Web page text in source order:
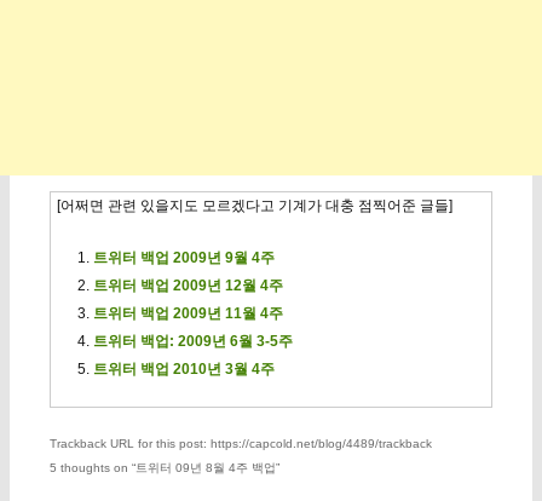
[어쩌면 관련 있을지도 모르겠다고 기계가 대충 점찍어준 글들]
트위터 백업 2009년 9월 4주
트위터 백업 2009년 12월 4주
트위터 백업 2009년 11월 4주
트위터 백업: 2009년 6월 3-5주
트위터 백업 2010년 3월 4주
Trackback URL for this post: https://capcold.net/blog/4489/trackback
5 thoughts on “트위터 09년 8월 4주 백업”